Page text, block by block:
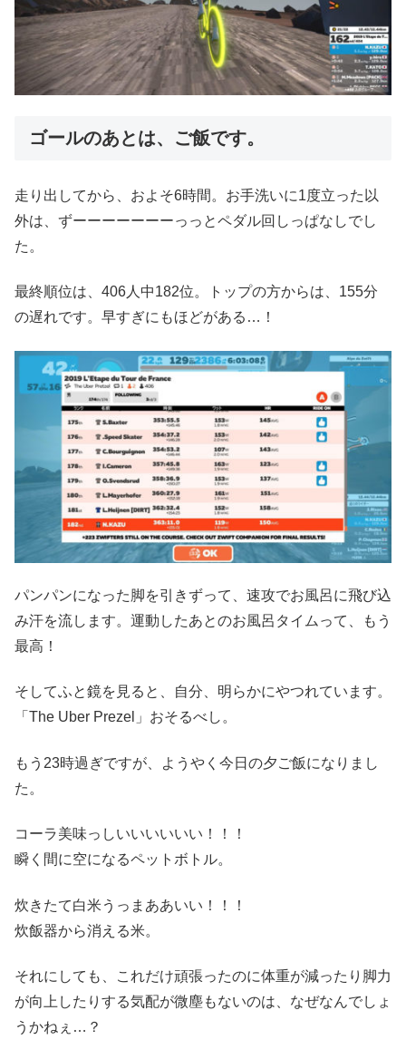
ゴールのあとは、ご飯です。
走り出してから、およそ6時間。お手洗いに1度立った以
外は、ずーーーーーーーっっとペダル回しっぱなしでし
た。
最終順位は、406人中182位。トップの方からは、155分
の遅れです。早すぎにもほどがある…！
パンパンになった脚を引きずって、速攻でお風呂に飛び込
み汗を流します。運動したあとのお風呂タイムって、もう
最高！
そしてふと鏡を見ると、自分、明らかにやつれています。
「The Uber Prezel」おそるべし。
もう23時過ぎですが、ようやく今日の夕ご飯になりまし
た。
コーラ美味っしいいいいいい！！！
瞬く間に空になるペットボトル。
炊きたて白米うっまああいい！！！
炊飯器から消える米。
それにしても、これだけ頑張ったのに体重が減ったり脚力
が向上したりする気配が微塵もないのは、なぜなんでしょ
うかねぇ…？